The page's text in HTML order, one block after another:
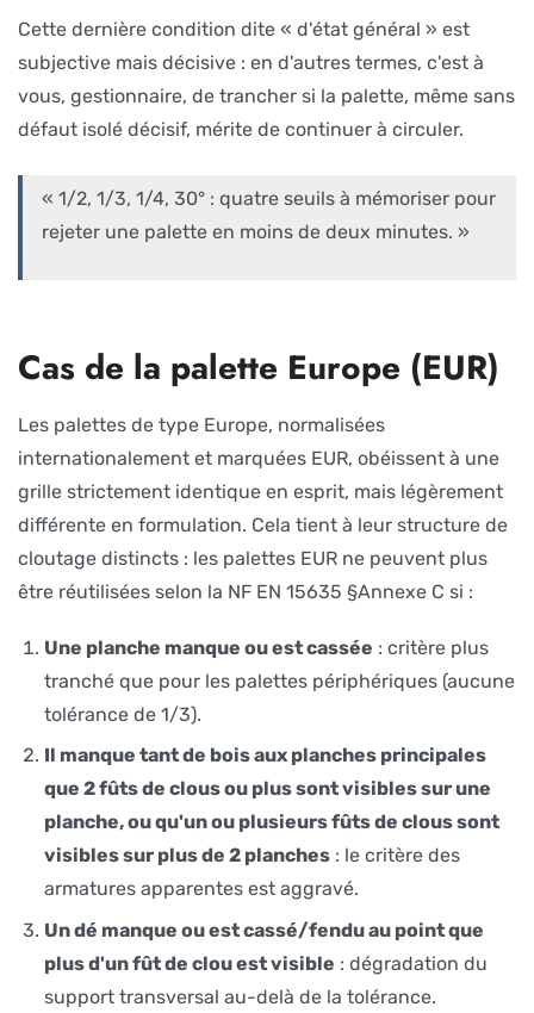
Cette dernière condition dite « d'état général » est
subjective mais décisive : en d'autres termes, c'est à
vous, gestionnaire, de trancher si la palette, même sans
défaut isolé décisif, mérite de continuer à circuler.
« 1/2, 1/3, 1/4, 30° : quatre seuils à mémoriser pour
rejeter une palette en moins de deux minutes. »
Cas de la palette Europe (EUR)
Les palettes de type Europe, normalisées
internationalement et marquées EUR, obéissent à une
grille strictement identique en esprit, mais légèrement
différente en formulation. Cela tient à leur structure de
cloutage distincts : les palettes EUR ne peuvent plus
être réutilisées selon la NF EN 15635 §Annexe C si :
Une planche manque ou est cassée : critère plus
tranché que pour les palettes périphériques (aucune
tolérance de 1/3).
Il manque tant de bois aux planches principales
que 2 fûts de clous ou plus sont visibles sur une
planche, ou qu'un ou plusieurs fûts de clous sont
visibles sur plus de 2 planches : le critère des
armatures apparentes est aggravé.
Un dé manque ou est cassé/fendu au point que
plus d'un fût de clou est visible : dégradation du
support transversal au-delà de la tolérance.